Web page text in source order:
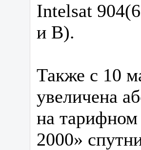
Intelsat
и В).
Также с 10
увеличена
на
2000»